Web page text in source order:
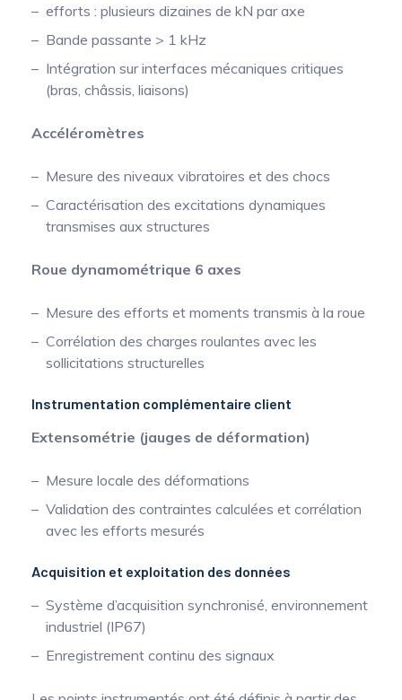
efforts : plusieurs dizaines de kN par axe
Bande passante > 1 kHz
Intégration sur interfaces mécaniques critiques
(bras, châssis, liaisons)
Accéléromètres
Mesure des niveaux vibratoires et des chocs
Caractérisation des excitations dynamiques
transmises aux structures
Roue dynamométrique 6 axes
Mesure des efforts et moments transmis à la roue
Corrélation des charges roulantes avec les
sollicitations structurelles
Instrumentation complémentaire client
Extensométrie (jauges de déformation)
Mesure locale des déformations
Validation des contraintes calculées et corrélation
avec les efforts mesurés
Acquisition et exploitation des données
Système d’acquisition synchronisé, environnement
industriel (IP67)
Enregistrement continu des signaux